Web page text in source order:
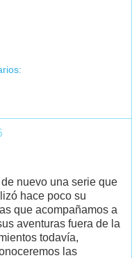
nuevo una serie que
hace poco su
que acompañamos a
aventuras fuera de la
todavía,
las